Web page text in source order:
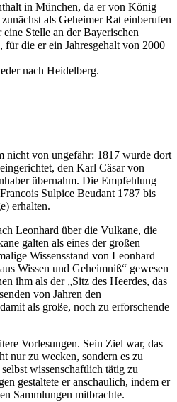
in München, da er von König
als Geheimer Rat einberufen
Stelle an der Bayerischen
für die er ein Jahresgehalt von 2000
nach Heidelberg.
nicht von ungefähr: 1817 wurde dort
den Karl Cäsar von
übernahm. Die Empfehlung
Sulpice Beudant 1787 bis
erhalten.
Leonhard über die Vulkane, die
galten als eines der großen
Wissensstand von Leonhard
Wissen und Geheimniß“ gewesen
ihm als der „Sitz des Heerdes, das
von Jahren den
als große, noch zu erforschende
Vorlesungen. Sein Ziel war, das
nur zu wecken, sondern es zu
wissenschaftlich tätig zu
gestaltete er anschaulich, indem er
Sammlungen mitbrachte.